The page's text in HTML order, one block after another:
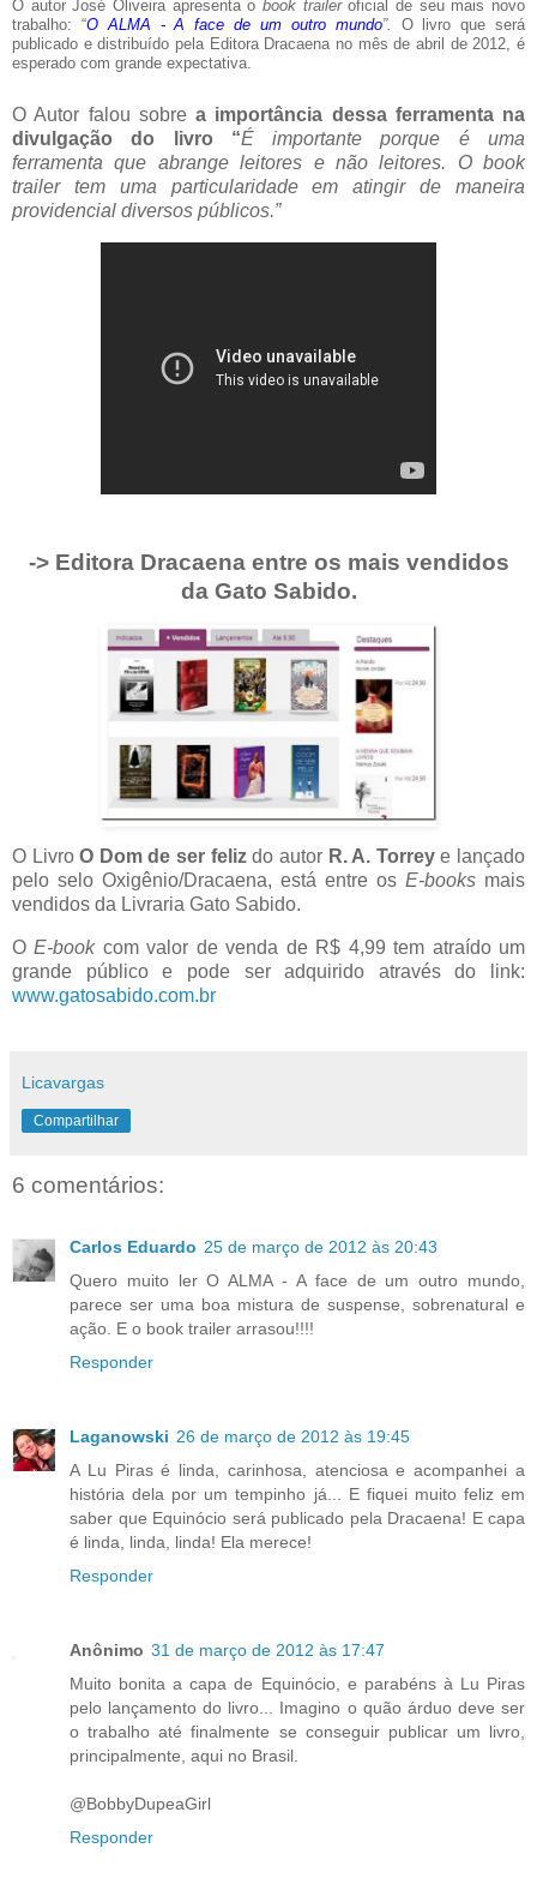
O autor José Oliveira apresenta o book traileroficial de seu mais novo
trabalho: “O ALMA - A face de um outro mundo”. O livro que será
publicado e distribuído pela Editora Dracaena no mês de abril de 2012, é
esperado com grande expectativa.
O Autor falou sobre a importância dessa ferramenta na
divulgação do livro “É importante porque é uma
ferramenta que abrange leitores e não leitores. O book
trailer tem uma particularidade em atingir de maneira
providencial diversos públicos.”
-> Editora Dracaena entre os mais vendidos
da Gato Sabido.
O LivroO Dom de ser felizdo autor R. A. Torreye lançado
pelo selo Oxigênio/Dracaena, está entre os E-books mais
vendidos da Livraria Gato Sabido.
OE-bookcom valor de venda de R$ 4,99 tem atraído um
grande público e pode ser adquirido através do link:
www.gatosabido.com.br
Licavargas
Compartilhar
6 comentários:
Carlos Eduardo 25 de março de 2012 às 20:43
Quero muito ler O ALMA - A face de um outro mundo,
parece ser uma boa mistura de suspense, sobrenatural e
ação. E o book trailer arrasou!!!!
Responder
Laganowski 26 de março de 2012 às 19:45
A Lu Piras é linda, carinhosa, atenciosa e acompanhei a
história dela por um tempinho já... E fiquei muito feliz em
saber que Equinócio será publicado pela Dracaena! E capa
é linda, linda, linda! Ela merece!
Responder
Anônimo 31 de março de 2012 às 17:47
Muito bonita a capa de Equinócio, e parabéns à Lu Piras
pelo lançamento do livro... Imagino o quão árduo deve ser
o trabalho até finalmente se conseguir publicar um livro,
principalmente, aqui no Brasil.
@BobbyDupeaGirl
Responder